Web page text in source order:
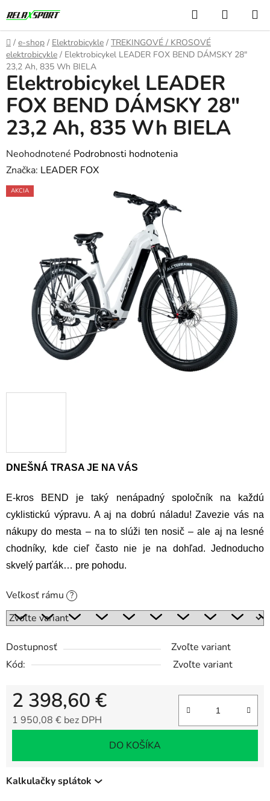
na
obsah
Hľadať
KOŠÍK
Domov
/ e-shop / Elektrobicykle / TREKINGOVÉ / KROSOVÉ
elektrobicykle / Elektrobicykel LEADER FOX BEND DÁMSKY 28"
23,2 Ah, 835 Wh BIELA
DNEŠNÁ TRASA JE NA VÁS
E-kros BEND je taký nenápadný spoločník na každú
cyklistickú výpravu. A aj na dobrú náladu! Zavezie vás na
nákupy do mesta – na to slúži ten nosič – ale aj na lesné
chodníky, kde cieľ často nie je na dohľad. Jednoducho
skvelý parťák… pre pohodu.
Veľkosť rámu ?
Dostupnosť
Zvoľte variant
Kód:
Zvoľte variant
2 398,60 €
1 950,08 € bez DPH
DO KOŠÍKA
Kalkulačky splátok
Elektrobicykel LEADER
FOX BEND DÁMSKY 28"
23,2 Ah, 835 Wh BIELA
Priemerné
hodnotenie
produktu
hviezdičiek.
Neohodnotené Podrobnosti hodnotenia
Značka: LEADER FOX
AKCIA